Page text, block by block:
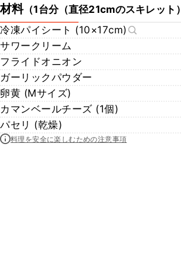
材料（1台分（直径21cmのスキレット）
冷凍パイシート (10×17cm)
サワークリーム
フライドオニオン
ガーリックパウダー
卵黄 (Mサイズ)
カマンベールチーズ (1個)
パセリ (乾燥)
料理を安全に楽しむための注意事項